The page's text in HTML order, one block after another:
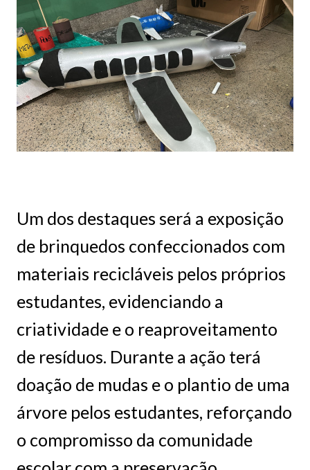
Um dos destaques será a exposição
de brinquedos confeccionados com
materiais recicláveis pelos próprios
estudantes, evidenciando a
criatividade e o reaproveitamento
de resíduos. Durante a ação terá
doação de mudas e o plantio de uma
árvore pelos estudantes, reforçando
o compromisso da comunidade